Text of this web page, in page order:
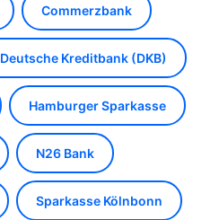
Commerzbank
Deutsche Kreditbank (DKB)
Hamburger Sparkasse
N26 Bank
Sparkasse Kölnbonn